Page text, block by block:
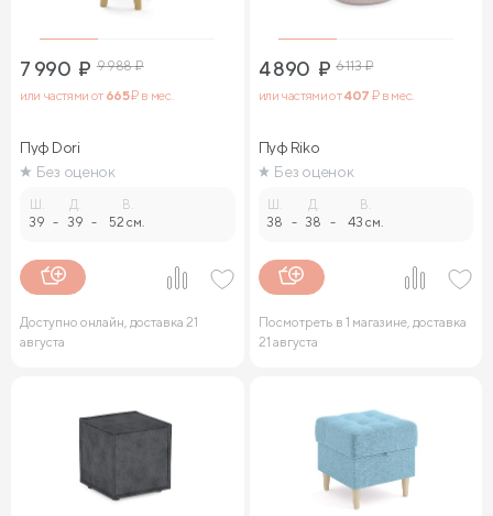
7 990 ₽ 9 988₽
или частями от 665₽ в мес.
Пуф Dori
Без оценок
39 -
Д.
39 -
В.
52 см.
Доступно онлайн, доставка 21
августа
4 890 ₽ 6 113₽
или частями от407 ₽ в мес.
Пуф Riko
Без оценок
38 -
Д.
38 -
В.
43 см.
Посмотреть в 1 магазине, доставка
21 августа